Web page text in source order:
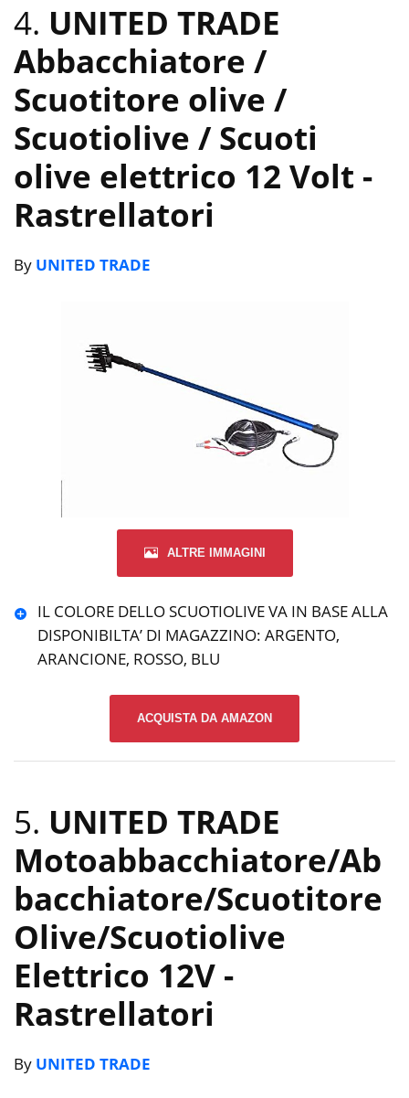
4. UNITED TRADE
Abbacchiatore /
Scuotitore olive /
Scuotiolive / Scuoti
olive elettrico 12 Volt -
Rastrellatori
By UNITED TRADE
ALTRE IMMAGINI
IL COLORE DELLO SCUOTIOLIVE VA IN BASE ALLA
DISPONIBILTA’ DI MAGAZZINO: ARGENTO,
ARANCIONE, ROSSO, BLU
ACQUISTA DA AMAZON
5. UNITED TRADE
Motoabbacchiatore/Ab
bacchiatore/Scuotitore
Olive/Scuotiolive
Elettrico 12V -
Rastrellatori
By UNITED TRADE